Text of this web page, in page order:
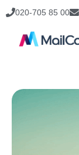
020-705 85 00